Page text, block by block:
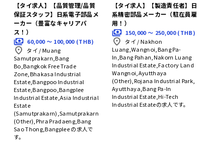
【タイ求人】【品質管理/品質
保証スタッフ】日系電子部品メ
ーカー（豊富なキャリアパ
ス！）
60,000 〜 100,000 (THB)
タイ /Muang
Samutprakarn,Bang
Bo,Bangkok Free Trade
Zone,Bhakasa Industrial
Estate,Bangpoo Industrial
Estate,Bangpoo,Bangplee
Industrial Estate,Asia Industrial
Estate
(Samutprakarn),Samutprakarn
(Other),Phra Pradaeng,Bang
Sao Thong,Bangplee の求人で
す。
【タイ求人】【製造責任者】日
系精密部品メーカー（駐在員雇
用！）
150,000 〜 250,000 (THB)
タイ /Nakhon
Luang,Wangnoi,Bang Pa-
In,Bang Pahan,Nakorn Luang
Industrial Estate,Factory Land
Wangnoi,Ayutthaya
(Other),Rojana Industrial Park,
Ayutthaya,Bang Pa-In
Industrial Estate,Hi-Tech
Industrial Estateの求人です。